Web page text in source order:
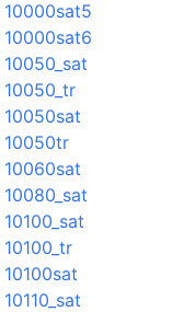
10000sat5
10000sat6
10050_sat
10050_tr
10050sat
10050tr
10060sat
10080_sat
10100_sat
10100_tr
10100sat
10110_sat